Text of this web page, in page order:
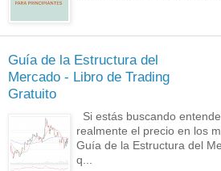
Guía de la Estructura del
Mercado - Libro de Trading
Gratuito
Si estás buscando
realmente el precio en los
Guía de la Estructura del
q...